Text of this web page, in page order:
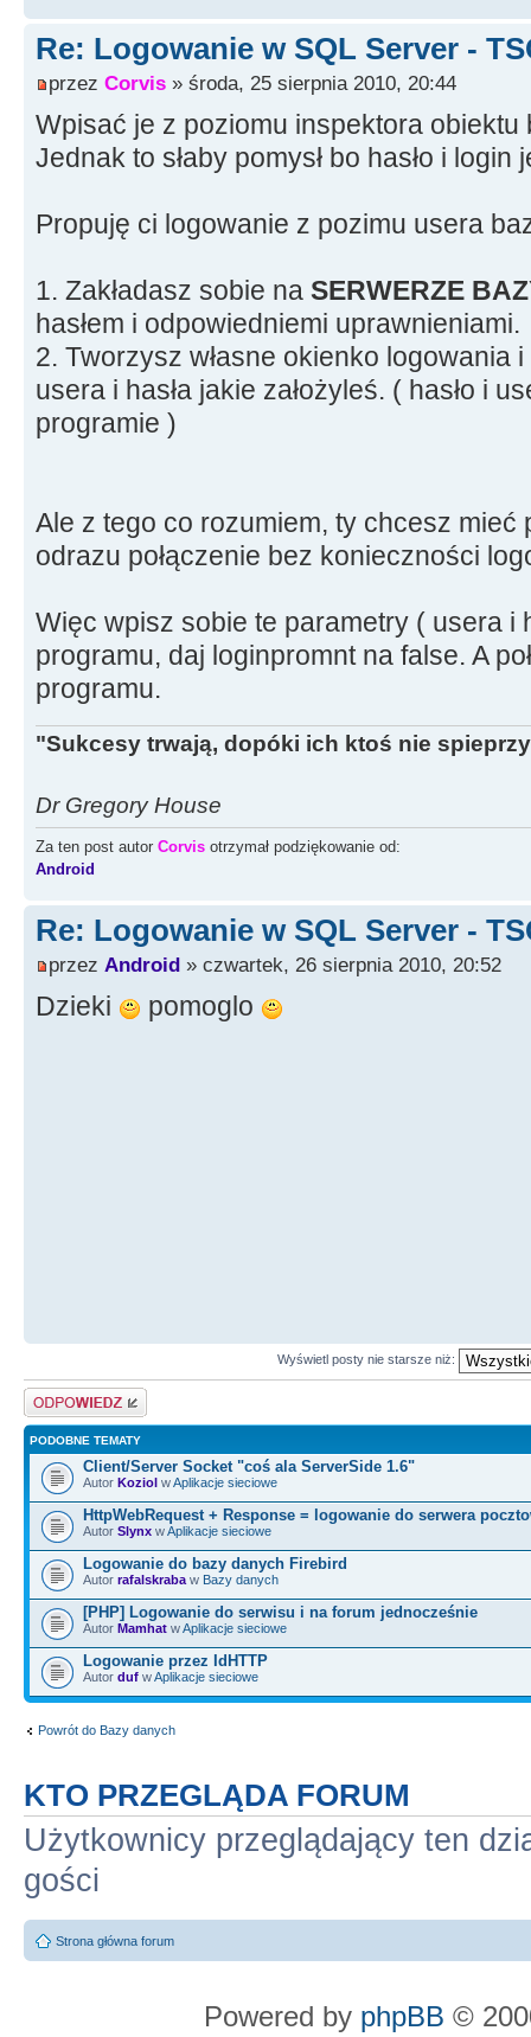
Re: Logowanie w SQL Server -
przez Corvis » środa, 25 sierpnia 2010, 20:44
Wpisać je z poziomu inspektora obiektu
Jednak to słaby pomysł bo hasło i
Propuję ci logowanie z pozimu usera
1. Zakładasz sobie na SERWERZE
hasłem i odpowiedniemi uprawnieniami.
2. Tworzysz własne okienko logowania
usera i hasła jakie założyleś. ( hasło i
programie )
Ale z tego co rozumiem, ty chcesz mieć
odrazu połączenie bez konieczności
Więc wpisz sobie te parametry ( usera i
programu, daj loginpromnt na false. A
programu.
"Sukcesy trwają, dopóki ich ktoś nie
Dr Gregory House
Za ten post autor Corvis otrzymał podziękowanie od:
Android
Re: Logowanie w SQL Server -
przez Android » czwartek, 26 sierpnia 2010, 20:52
Dzieki pomoglo
Wyświetl posty nie starsze niż:
Odpowiedz
PODOBNE TEMATY
Client/Server Socket "coś ala ServerSide 1.6"
Autor Koziol wAplikacje sieciowe
HttpWebRequest + Response = logowanie do serwera
Autor Slynx wAplikacje sieciowe
Logowanie do bazy danych Firebird
Autor rafalskraba w Bazy danych
[PHP] Logowanie do serwisu i na forum jednocześnie
Autor Mamhat wAplikacje sieciowe
Logowanie przez IdHTTP
Autor duf wAplikacje sieciowe
Powrót do Bazy danych
KTO PRZEGLĄDA FORUM
Użytkownicy przeglądający ten
gości
Strona główna forum
Powered by phpBB ©